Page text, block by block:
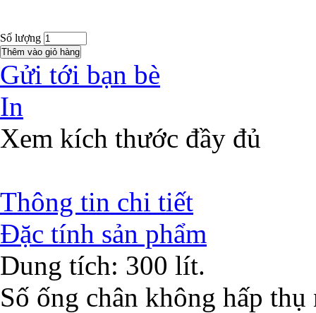
Số lượng
Gửi tới bạn bè
In
Xem kích thước đầy đủ
Thông tin chi tiết
Đặc tính sản phẩm
Dung tích: 300 lít.
Số ống chân không hấp